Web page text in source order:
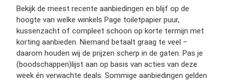
Bekijk de meest recente aanbiedingen en blijf op de
hoogte van welke winkels Page toiletpapier puur,
kussenzacht of compleet schoon op korte termijn met
korting aanbieden. Niemand betaalt graag te veel –
daarom houden wij de prijzen scherp in de gaten. Pas je
(boodschappen)lijst aan op basis van acties van deze
week én verwachte deals. Sommige aanbiedingen gelden